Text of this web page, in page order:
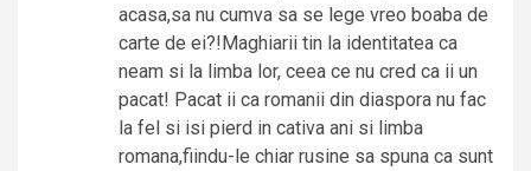
acasa,sa nu cumva sa se lege vreo boaba de
carte de ei?!Maghiarii tin la identitatea ca
neam si la limba lor, ceea ce nu cred ca ii un
pacat! Pacat ii ca romanii din diaspora nu fac
la fel si isi pierd in cativa ani si limba
romana,fiindu-le chiar rusine sa spuna ca sunt